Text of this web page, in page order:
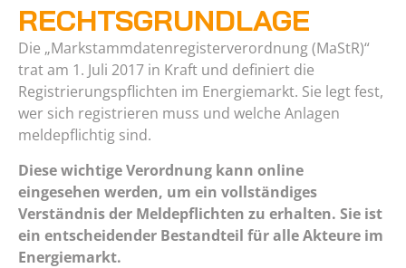
RECHTSGRUNDLAGE
Die „Markstammdatenregisterverordnung (MaStR)“
trat am 1. Juli 2017 in Kraft und definiert die
Registrierungspflichten im Energiemarkt. Sie legt fest,
wer sich registrieren muss und welche Anlagen
meldepflichtig sind.
Diese wichtige Verordnung kann online
eingesehen werden, um ein vollständiges
Verständnis der Meldepflichten zu erhalten. Sie ist
ein entscheidender Bestandteil für alle Akteure im
Energiemarkt.